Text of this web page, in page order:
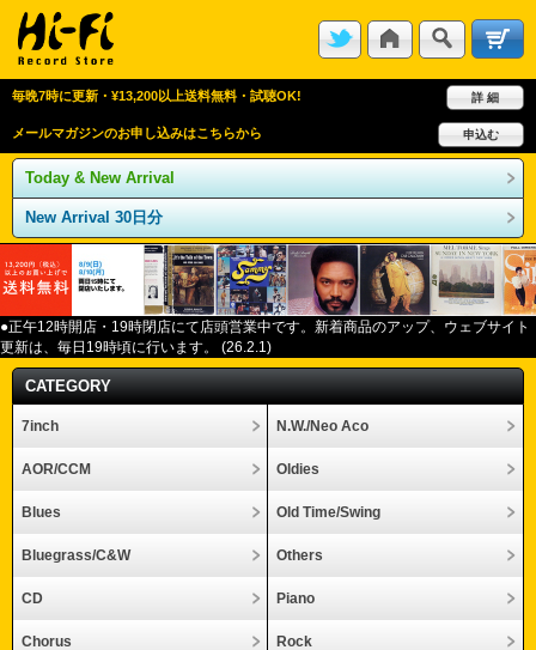
毎晩7時に更新・¥13,200以上送料無料・試聴OK! 詳 細
メールマガジンのお申し込みはこちらから 申込む
Today & New Arrival
New Arrival 30日分
●正午12時開店・ 19時閉店にて店頭営業中です。新着商品のアップ、ウェブサイト
更新は、毎日 19時頃に行います。 (26.2.1)
CATEGORY
7inch N.W./Neo Aco
AOR/CCM Oldies
Blues Old Time/Swing
Bluegrass/C&W Others
CD Piano
Chorus Rock